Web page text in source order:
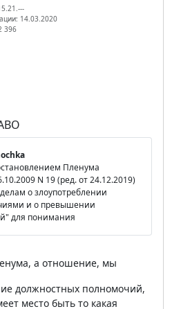
14.03.2020
396
Пленума
N 19 (ред. от 24.12.2019)
о злоупотреблении
и о превышении
для понимания
а отношение, мы
должностных полномочий,
место быть то какая